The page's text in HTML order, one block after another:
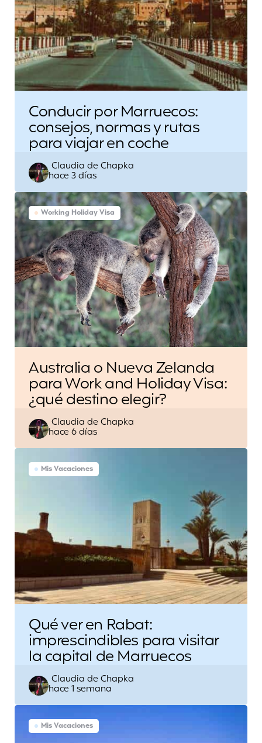
Conducir por Marruecos:
consejos, normas y rutas
para viajar en coche
Escrito
por
Claudia de Chapka
hace 3 días
Working Holiday Visa
Australia o Nueva Zelanda
para Work and Holiday Visa:
¿qué destino elegir?
Escrito
por
Claudia de Chapka
hace 6 días
Mis Vacaciones
Qué ver en Rabat:
imprescindibles para visitar
la capital de Marruecos
Escrito
por
Claudia de Chapka
hace 1 semana
Mis Vacaciones